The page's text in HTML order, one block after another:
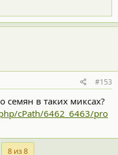
#153
семян в таких миксах?
cPath/6462_6463/pro
8 из 8